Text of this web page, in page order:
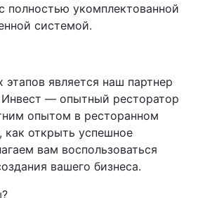
полностью укомплектованной
системой.
этапов является наш партнер
— опытный ресторатор
опытом в ресторанном
как открыть успешное
вам воспользоваться
вашего бизнеса.